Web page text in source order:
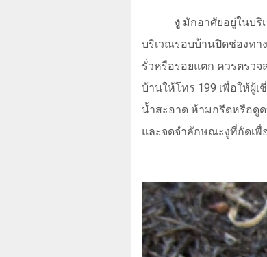
งู มักอาศัยอยู่ในบ
บริเวณรอบบ้านปิดช่องทา
รั่วหรือรอยแตก ควรตรว
บ้านให้โทร 199 เพื่อให้ผู้
น้ำสะอาด ห้ามกรีดหรือดู
และจดจำลักษณะงูที่กัดเพื่